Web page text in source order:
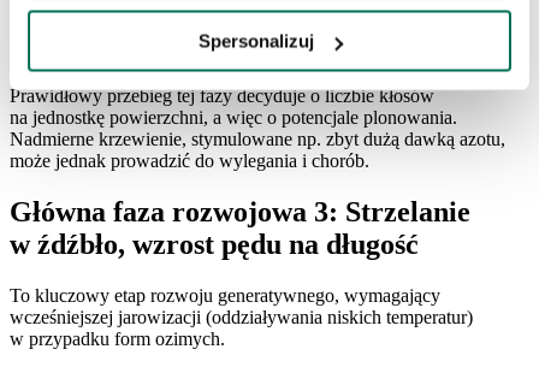
Spersonalizuj
trzecie itd.).
BBCH 29: Koniec krzewienia – osiągnięto maksymalną
Prawidłowy przebieg tej fazy decyduje o liczbie kłosów
na jednostkę powierzchni, a więc o potencjale plonowania.
Nadmierne krzewienie, stymulowane np. zbyt dużą dawką azotu,
może jednak prowadzić do wylegania i chorób.
Główna faza rozwojowa 3: Strzelanie
w źdźbło, wzrost pędu na długość
To kluczowy etap rozwoju generatywnego, wymagający
wcześniejszej jarowizacji (oddziaływania niskich temperatur)
w przypadku form ozimych.